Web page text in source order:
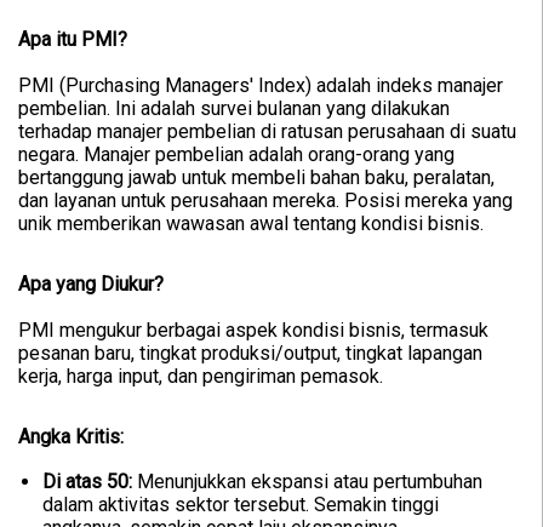
Apa itu PMI?
PMI (Purchasing Managers' Index) adalah indeks manajer
pembelian. Ini adalah survei bulanan yang dilakukan
terhadap manajer pembelian di ratusan perusahaan di suatu
negara. Manajer pembelian adalah orang-orang yang
bertanggung jawab untuk membeli bahan baku, peralatan,
dan layanan untuk perusahaan mereka. Posisi mereka yang
unik memberikan wawasan awal tentang kondisi bisnis.
Apa yang Diukur?
PMI mengukur berbagai aspek kondisi bisnis, termasuk
pesanan baru, tingkat produksi/output, tingkat lapangan
kerja, harga input, dan pengiriman pemasok.
Angka Kritis:
Di atas 50: Menunjukkan ekspansi atau pertumbuhan
dalam aktivitas sektor tersebut. Semakin tinggi